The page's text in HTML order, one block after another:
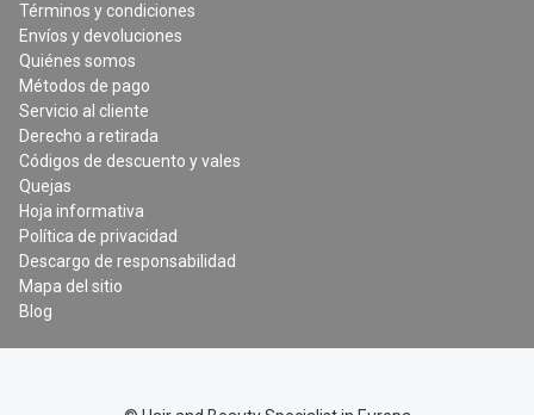
Términos y condiciones
Envíos y devoluciones
Quiénes somos
Métodos de pago
Servicio al cliente
Derecho a retirada
Códigos de descuento y vales
Quejas
Hoja informativa
Política de privacidad
Descargo de responsabilidad
Mapa del sitio
Blog